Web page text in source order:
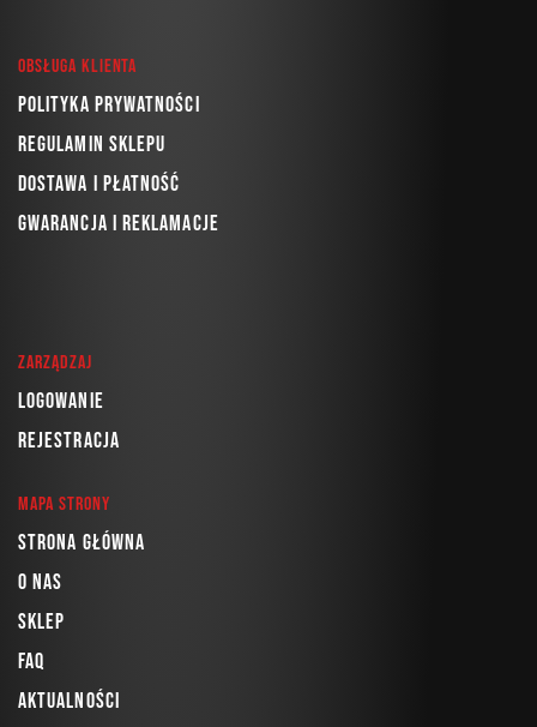
Obsługa klienta
Polityka prywatności
Regulamin sklepu
Dostawa i płatność
Gwarancja i reklamacje
Zarządzaj
Logowanie
Rejestracja
Mapa strony
Strona główna
O nas
Sklep
FAQ
Aktualności